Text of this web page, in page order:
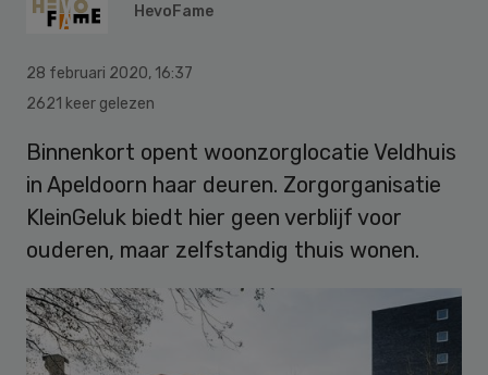
HevoFame
28 februari 2020, 16:37
2621 keer gelezen
Binnenkort opent woonzorglocatie Veldhuis
in Apeldoorn haar deuren. Zorgorganisatie
KleinGeluk biedt hier geen verblijf voor
ouderen, maar zelfstandig thuis wonen.